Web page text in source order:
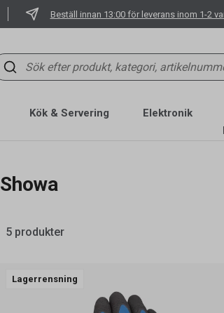
Beställ innan 13:00 för leverans inom 1-2
Kök & Servering Elektronik
Showa
5 produkter
Lagerrensning